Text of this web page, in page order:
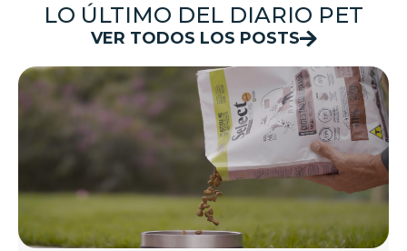
LO ÚLTIMO DEL DIARIO PET
VER TODOS LOS POSTS